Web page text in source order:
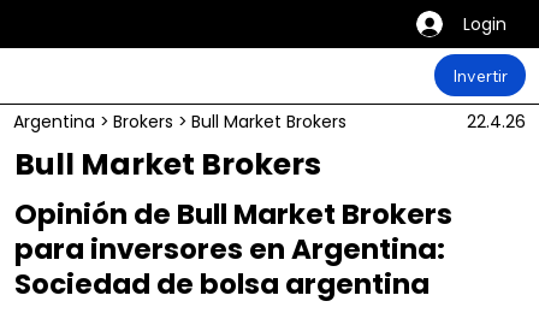
Login
Invertir
Argentina > Brokers > Bull Market Brokers 22.4.26
Bull Market Brokers
Opinión de Bull Market Brokers
para inversores en Argentina:
Sociedad de bolsa argentina